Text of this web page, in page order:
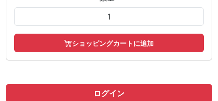
ショッピングカートに追加
ログイン